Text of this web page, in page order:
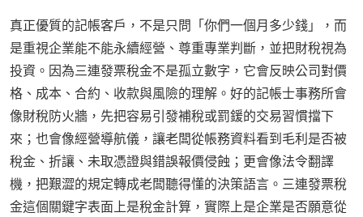
真正優質的記帳客戶，不是只問「你們一個月多少錢」，而
是重視企業能不能永續經營、尊重專業判斷，並把財稅視為
投資。因為三連發票稅金不是孤立數字，它會反映公司對價
格、成本、合約、收款與風險的理解。好的記帳士事務所會
像財稅防火牆，先把容易引發補稅或罰鍰的交易習慣擋下
來；也會像經營導航儀，讓老闆從帳務資料看到毛利是否被
稅金、折讓、未取憑證與錯誤報價侵蝕；更會像法令翻譯
機，把艱澀的規定轉成老闆聽得懂的決策語言。三連發票稅
金這個關鍵字表面上是稅金計算，實際上是企業是否願意從